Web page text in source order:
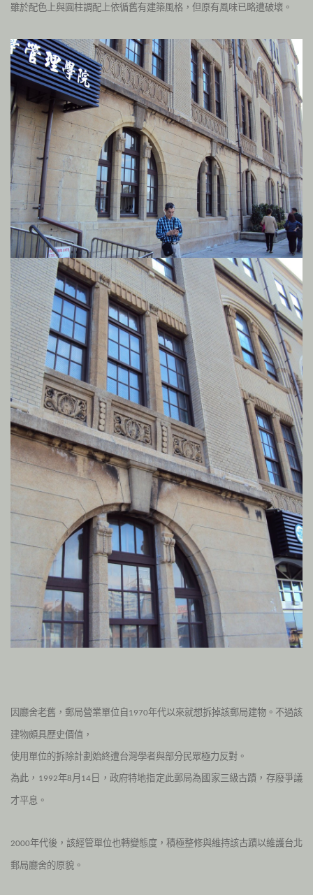
雖於配色上與圓柱調配上依循舊有建築風格，但原有風味已略遭破壞。
因廳舍老舊，郵局營業單位自1970年代以來就想拆掉該郵局建物。不過該
建物頗具歷史價值，
使用單位的拆除計劃始終遭台灣學者與部分民眾極力反對。
為此， 1992年8月 14日，政府特地指定此郵局為國家三級古蹟，存廢爭議
才平息。
2000年代後，該經管單位也轉變態度，積極整修與維持該古蹟以維護台北
郵局廳舍的原貌。